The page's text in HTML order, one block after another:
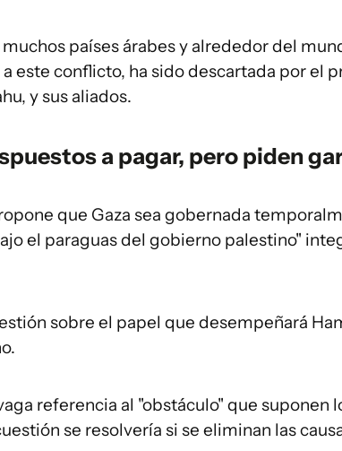
países árabes y alrededor del
este conflicto, ha sido descartada por el
y sus aliados.
a pagar, pero piden
que Gaza sea gobernada
el paraguas del gobierno palestino"
sobre el papel que desempeñará
referencia al "obstáculo" que suponen
se resolvería si se eliminan las